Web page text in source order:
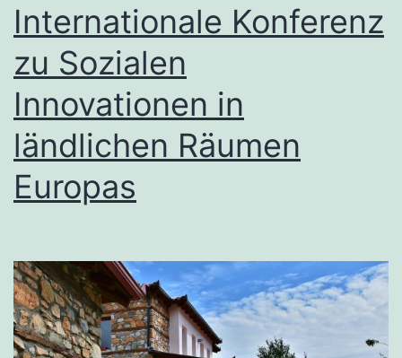
Internationale Konferenz
zu Sozialen
Innovationen in
ländlichen Räumen
Europas